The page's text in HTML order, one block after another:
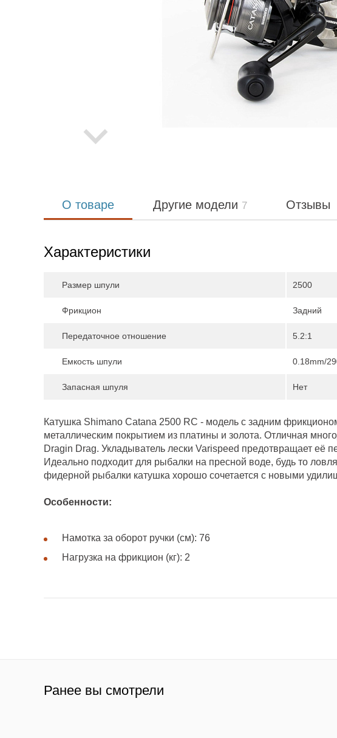
О товаре Другие модели 7 Отзывы
Характеристики
Размер шпули 2500
Фрикцион Задний
Передаточное отношение 5.2:1
Емкость шпули 0.18mm/
Запасная шпуля Нет
Катушка Shimano Catana 2500 RC - модель с задним
металлическим покрытием из платины и золота. Отличная
Dragin Drag. Укладыватель лески Varispeed предотвращает её
Идеально подходит для рыбалки на пресной воде, будь то
фидерной рыбалки катушка хорошо сочетается с новыми
Особенности:
Намотка за оборот ручки (см): 76
Нагрузка на фрикцион (кг): 2
Ранее вы смотрели